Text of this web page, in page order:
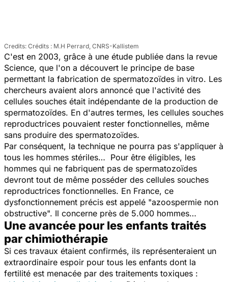
Crédits : M.H Perrard, CNRS-Kallistem
C'est en 2003, grâce à une étude publiée dans la revue
Science, que l'on a découvert le principe de base
permettant la fabrication de spermatozoïdes in vitro. Les
chercheurs avaient alors annoncé que l'activité des
cellules souches était indépendante de la production de
spermatozoïdes. En d'autres termes, les cellules souches
reproductrices pouvaient rester fonctionnelles, même
sans produire des spermatozoïdes.
Par conséquent, la technique ne pourra pas s'appliquer à
tous les hommes stériles… Pour être éligibles, les
hommes qui ne fabriquent pas de spermatozoïdes
devront tout de même posséder des cellules souches
reproductrices fonctionnelles. En France, ce
dysfonctionnement précis est appelé "azoospermie non
obstructive". Il concerne près de 5.000 hommes…
Une avancée pour les enfants traités
par chimiothérapie
Si ces travaux étaient confirmés, ils représenteraient un
extraordinaire espoir pour tous les enfants dont la
fertilité est menacée par des traitements toxiques :